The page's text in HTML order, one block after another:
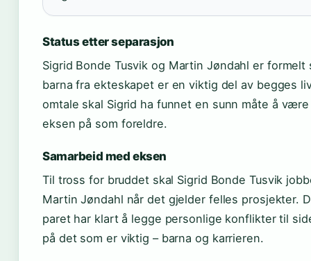
Status etter separasjon
Sigrid Bonde Tusvik og Martin Jøndahl er formelt
barna fra ekteskapet er en viktig del av begges
omtale skal Sigrid ha funnet en sunn måte å
eksen på som foreldre.
Samarbeid med eksen
Til tross for bruddet skal Sigrid Bonde Tusvik
Martin Jøndahl når det gjelder felles prosjekter.
paret har klart å legge personlige konflikter til
på det som er viktig – barna og karrieren.